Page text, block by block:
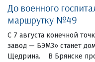
До военного
маршрутку №49
С 7 августа конечной
завод — БЭМЗ» станет
Щедрина. В Брянске